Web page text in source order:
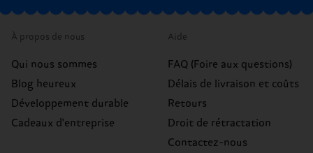
À propos de nous
Qui nous sommes
Blog heureux
Développement durable
Cadeaux d'entreprise
Aide
FAQ (Foire aux questions)
Délais de livraison et coûts
Retours
Droit de rétractation
Contactez-nous